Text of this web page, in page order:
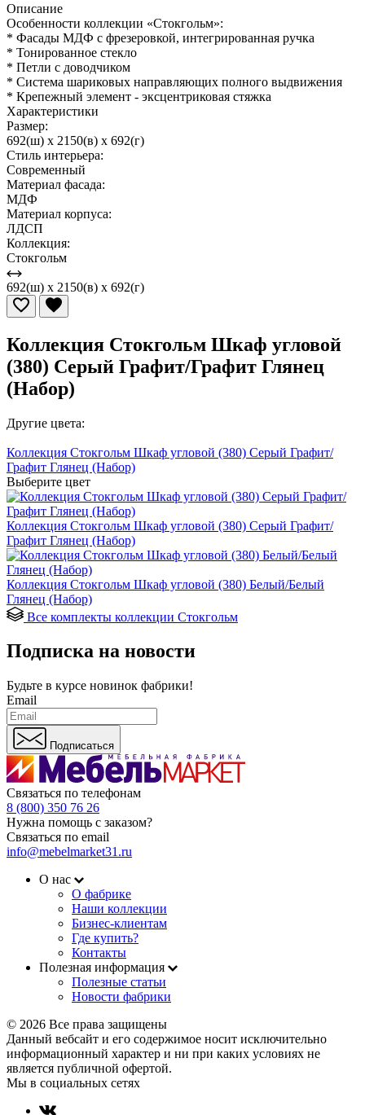
Описание
Особенности коллекции «Стокгольм»:
* Фасады МДФ с фрезеровкой, интегрированная ручка
* Тонированное стекло
* Петли с доводчиком
* Система шариковых направляющих полного выдвижения
* Крепежный элемент - эксцентриковая стяжка
Характеристики
Размер:
692(ш) x 2150(в) x 692(г)
Стиль интерьера:
Современный
Материал фасада:
МДФ
Материал корпуса:
ЛДСП
Коллекция:
Стокгольм
692(ш) x 2150(в) x 692(г)
Коллекция Стокгольм Шкаф угловой
(380) Серый Графит/Графит Глянец
(Набор)
Другие цвета:
Коллекция Стокгольм Шкаф угловой (380) Серый Графит/
Графит Глянец (Набор)
Выберите цвет
Коллекция Стокгольм Шкаф угловой (380) Серый Графит/
Графит Глянец (Набор)
Коллекция Стокгольм Шкаф угловой (380) Белый/Белый
Глянец (Набор)
Все комплекты коллекции Стокгольм
Подписка на новости
Будьте в курсе новинок фабрики!
Email
Подписаться
Связаться по телефонам
8 (800) 350 76 26
Нужна помощь с заказом?
Связаться по email
info@mebelmarket31.ru
О нас
О фабрике
Наши коллекции
Бизнес-клиентам
Где купить?
Контакты
Полезная информация
Полезные статьи
Новости фабрики
© 2026 Все права защищены
Данный вебсайт и его содержимое носит исключительно
информационный характер и ни при каких условиях не
является публичной офертой.
Мы в социальных сетях